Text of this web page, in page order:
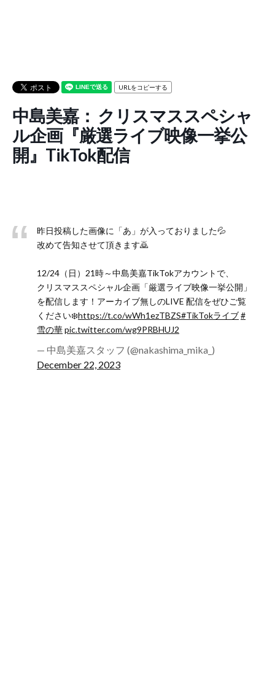
URLをコピーする
中島美嘉： クリスマススペシャ
ル企画『厳選ライブ映像一挙公
開』TikTok配信
昨日投稿した画像に「あ」が入っておりました💦
改めて告知させて頂きます🙇
12/24（日）21時～中島美嘉TikTokアカウントで、
クリスマススペシャル企画「厳選ライブ映像一挙公開」
を配信します！アーカイブ無しのLIVE 配信をぜひご覧
ください❄️https://t.co/wWh1ezTBZS#TikTokライブ#
雪の華pic.twitter.com/wg9PRBHUJ2
— 中島美嘉スタッフ (@nakashima_mika_)
December 22, 2023